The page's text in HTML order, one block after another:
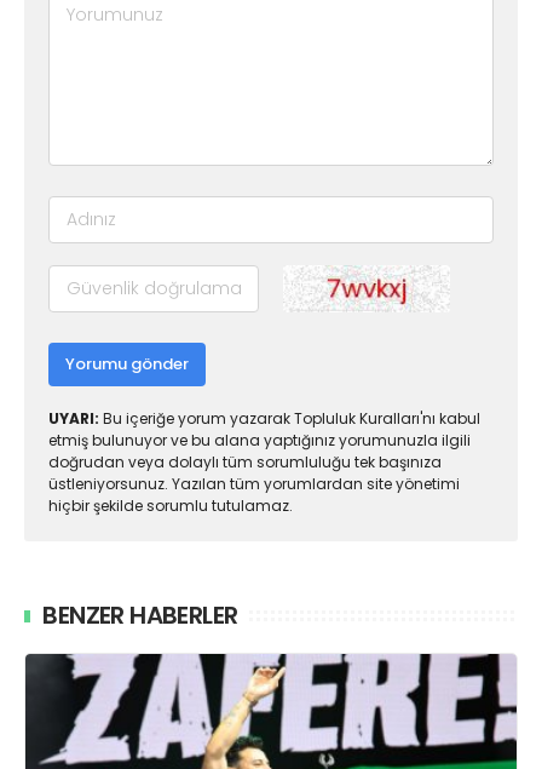
Yorumu gönder
UYARI: Bu içeriğe yorum yazarak Topluluk Kuralları'nı kabul
etmiş bulunuyor ve bu alana yaptığınız yorumunuzla ilgili
doğrudan veya dolaylı tüm sorumluluğu tek başınıza
üstleniyorsunuz. Yazılan tüm yorumlardan site yönetimi
hiçbir şekilde sorumlu tutulamaz.
BENZER HABERLER